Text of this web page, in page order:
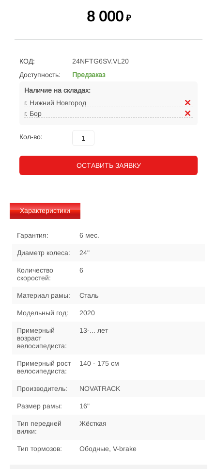
8 000 ₽
КОД:
24NFTG6SV.VL20
Доступность:
Предзаказ
Наличие на складах:
г. Нижний Новгород
г. Бор
Кол-во:
ОСТАВИТЬ ЗАЯВКУ
Характеристики
Гарантия: 6 мес.
Диаметр колеса: 24"
Количество
скоростей:
6
Материал рамы: Сталь
Модельный год: 2020
Примерный
возраст
велосипедиста:
13-... лет
Примерный рост
велосипедиста:
140 - 175 см
Производитель: NOVATRACK
Размер рамы: 16"
Тип передней
вилки:
Жёсткая
Тип тормозов: Ободные, V-brake